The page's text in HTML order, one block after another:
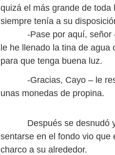
quizá el más grande de
siempre tenía a su
-Pase por aquí, señor –
le he llenado la tina de
para que tenga buena luz.
-Gracias, Cayo – le
unas monedas de propina.
Después se desnudó y
sentarse en el fondo vio que
charco a su alrededor.